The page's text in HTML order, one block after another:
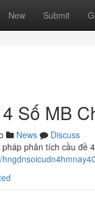
New Submit
Số MB
News
Discuss
phân tích cầu đề